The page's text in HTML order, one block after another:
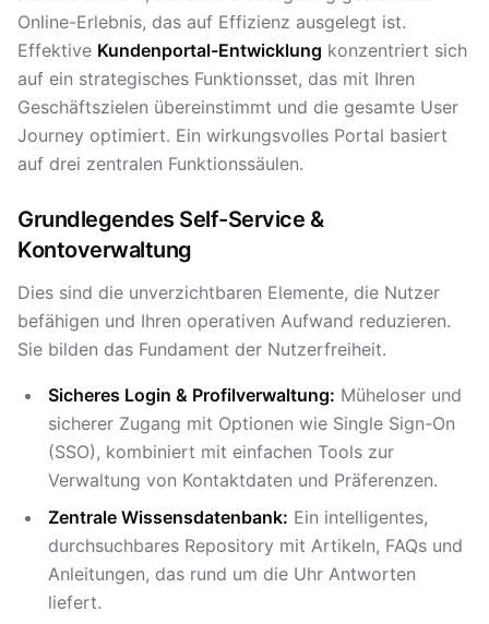
Online-Erlebnis, das auf Effizienz ausgelegt ist.
Effektive Kundenportal-Entwicklung konzentriert sich
auf ein strategisches Funktionsset, das mit Ihren
Geschäftszielen übereinstimmt und die gesamte User
Journey optimiert. Ein wirkungsvolles Portal basiert
auf drei zentralen Funktionssäulen.
Grundlegendes Self-Service &
Kontoverwaltung
Dies sind die unverzichtbaren Elemente, die Nutzer
befähigen und Ihren operativen Aufwand reduzieren.
Sie bilden das Fundament der Nutzerfreiheit.
Sicheres Login & Profilverwaltung: Müheloser und
sicherer Zugang mit Optionen wie Single Sign-On
(SSO), kombiniert mit einfachen Tools zur
Verwaltung von Kontaktdaten und Präferenzen.
Zentrale Wissensdatenbank: Ein intelligentes,
durchsuchbares Repository mit Artikeln, FAQs und
Anleitungen, das rund um die Uhr Antworten
liefert.